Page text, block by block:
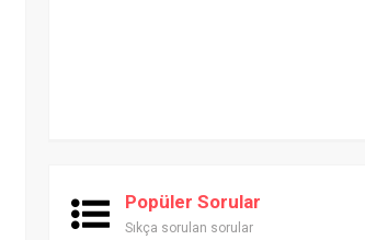
Popüler Sorular
Sıkça sorulan sorular